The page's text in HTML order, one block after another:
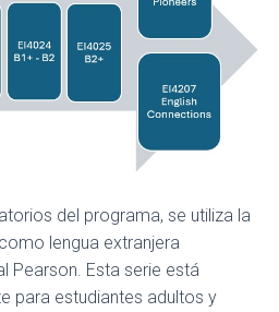
del programa, se utiliza la
lengua extranjera
Pearson. Esta serie está
para estudiantes adultos y